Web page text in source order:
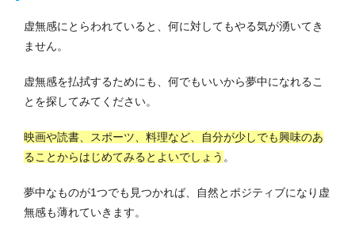
虚無感にとらわれていると、何に対してもやる気が湧いてき
ません。
虚無感を払拭するためにも、何でもいいから夢中になれるこ
とを探してみてください。
映画や読書、スポーツ、料理など、自分が少しでも興味のあ
ることからはじめてみるとよいでしょう 。
夢中なものが1つでも見つかれば、自然とポジティブになり虚
無感も薄れていきます。